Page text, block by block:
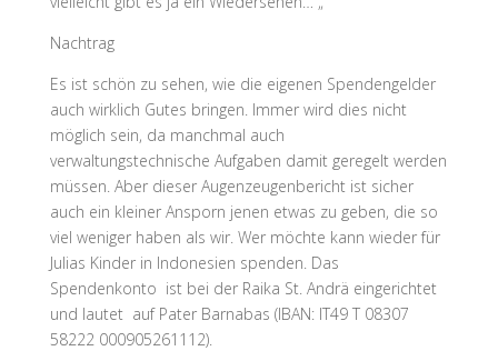
Nachtrag
Es ist schön zu sehen, wie die eigenen Spendengelder
auch wirklich Gutes bringen. Immer wird dies nicht
möglich sein, da manchmal auch
verwaltungstechnische Aufgaben damit geregelt werden
müssen. Aber dieser Augenzeugenbericht ist sicher
auch ein kleiner Ansporn jenen etwas zu geben, die so
viel weniger haben als wir. Wer möchte kann wieder für
Julias Kinder in Indonesien spenden. Das
Spendenkonto ist bei der Raika St. Andrä eingerichtet
und lautet auf Pater Barnabas (IBAN: IT49 T 08307
58222 000905261112).